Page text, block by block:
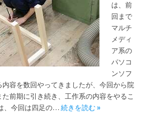
は、前
回まで
マルチ
メディ
ア系の
パソコ
ンソフ
内容を数回やってきましたが、今回から院
前期に引き続き、工作系の内容をやるこ
、今回は四足の… 続きを読む »